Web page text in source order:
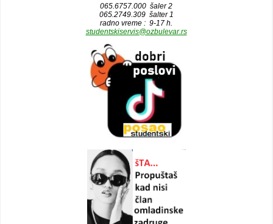
065.6757.000 šaler 2
065.2749.309 šalter 1
radno vreme : 9-17 h.
studentskiservis@ozbulevar.rs